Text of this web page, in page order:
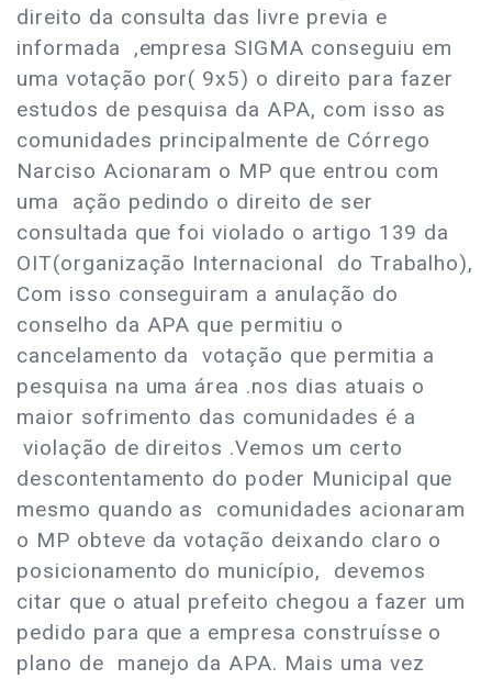
direito da consulta das livre previa e
informada ,empresa SIGMA conseguiu em
uma votação por( 9x5) o direito para fazer
estudos de pesquisa da APA, com isso as
comunidades principalmente de Córrego
Narciso Acionaram o MP que entrou com
uma ação pedindo o direito de ser
consultada que foi violado o artigo 139 da
OIT(organização Internacional do Trabalho),
Com isso conseguiram a anulação do
conselho da APA que permitiu o
cancelamento da votação que permitia a
pesquisa na uma área .nos dias atuais o
maior sofrimento das comunidades é a
violação de direitos .Vemos um certo
descontentamento do poder Municipal que
mesmo quando as comunidades acionaram
o MP obteve da votação deixando claro o
posicionamento do município, devemos
citar que o atual prefeito chegou a fazer um
pedido para que a empresa construísse o
plano de manejo da APA. Mais uma vez